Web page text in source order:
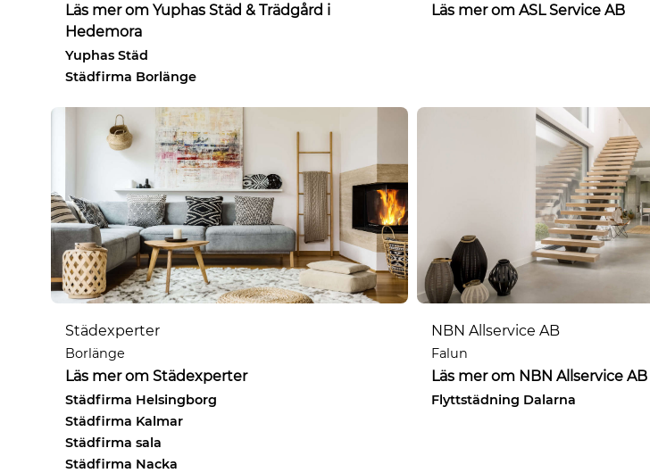
Läs mer om Yuphas Städ & Trädgård i
Hedemora
Yuphas Städ
Städfirma Borlänge
Läs mer om ASL Service AB
Städexperter
Borlänge
Läs mer om Städexperter
Städfirma Helsingborg
Städfirma Kalmar
Städfirma sala
Städfirma Nacka
NBN Allservice AB
Falun
Läs mer om NBN Allservice AB
Flyttstädning Dalarna